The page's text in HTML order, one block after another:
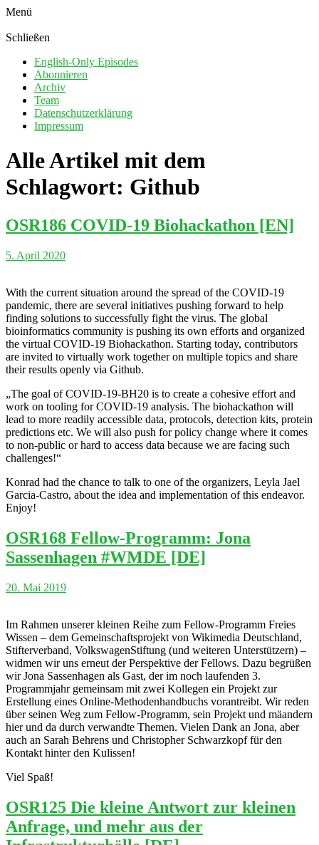
Menü
Schließen
English-Only Episodes
Abonnieren
Archiv
Team
Datenschutzerklärung
Impressum
Alle Artikel mit dem
Schlagwort: Github
OSR186 COVID-19 Biohackathon [EN]
5. April 2020
With the current situation around the spread of the COVID-19
pandemic, there are several initiatives pushing forward to help
finding solutions to successfully fight the virus. The global
bioinformatics community is pushing its own efforts and organized
the virtual COVID-19 Biohackathon. Starting today, contributors
are invited to virtually work together on multiple topics and share
their results openly via Github.
„The goal of COVID-19-BH20 is to create a cohesive effort and
work on tooling for COVID-19 analysis. The biohackathon will
lead to more readily accessible data, protocols, detection kits, protein
predictions etc. We will also push for policy change where it comes
to non-public or hard to access data because we are facing such
challenges!“
Konrad had the chance to talk to one of the organizers, Leyla Jael
Garcia-Castro, about the idea and implementation of this endeavor.
Enjoy!
OSR168 Fellow-Programm: Jona
Sassenhagen #WMDE [DE]
20. Mai 2019
Im Rahmen unserer kleinen Reihe zum Fellow-Programm Freies
Wissen – dem Gemeinschaftsprojekt von Wikimedia Deutschland,
Stifterverband, VolkswagenStiftung (und weiteren Unterstützern) –
widmen wir uns erneut der Perspektive der Fellows. Dazu begrüßen
wir Jona Sassenhagen als Gast, der im noch laufenden 3.
Programmjahr gemeinsam mit zwei Kollegen ein Projekt zur
Erstellung eines Online-Methodenhandbuchs vorantreibt. Wir reden
über seinen Weg zum Fellow-Programm, sein Projekt und mäandern
hier und da durch verwandte Themen. Vielen Dank an Jona, aber
auch an Sarah Behrens und Christopher Schwarzkopf für den
Kontakt hinter den Kulissen!
Viel Spaß!
OSR125 Die kleine Antwort zur kleinen
Anfrage, und mehr aus der